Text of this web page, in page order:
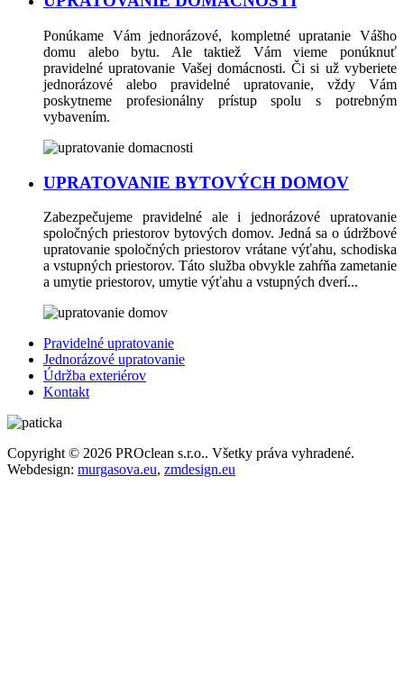
Ponúkame Vám jednorázové, kompletné upratanie Vášho
domu alebo bytu. Ale taktiež Vám vieme ponúknuť
pravidelné upratovanie Vašej domácnosti. Či si už vyberiete
jednorázové alebo pravidelné upratovanie, vždy Vám
poskytneme profesionálny prístup spolu s potrebným
vybavením.
UPRATOVANIE BYTOVÝCH DOMOV
Zabezpečujeme pravidelné ale i jednorázové upratovanie
spoločných priestorov bytových domov. Jedná sa o údržbové
upratovanie spoločných priestorov vrátane výťahu, schodiska
a vstupných priestorov. Táto služba obvykle zahŕňa zametanie
a umytie priestorov, umytie výťahu a vstupných dverí...
Pravidelné upratovanie
Jednorázové upratovanie
Údržba exteriérov
Kontakt
Copyright © 2026 PROclean s.r.o.. Všetky práva vyhradené.
Webdesign: murgasova.eu, zmdesign.eu